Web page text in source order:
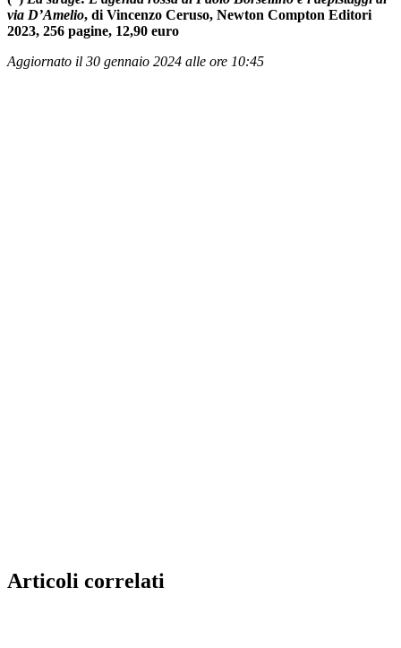
via D’Amelio, di Vincenzo Ceruso, Newton Compton Editori
2023, 256 pagine, 12,90 euro
Aggiornato il 30 gennaio 2024 alle ore 10:45
Articoli correlati